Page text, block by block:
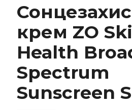
крем ZO
Health
Spectrum
Sunscreen
Сонцезахисний крем ZO
Spectrum Sunscreen SPF 50